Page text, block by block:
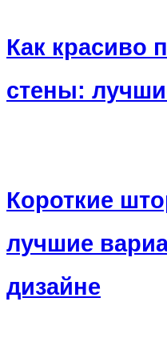
Как красиво
стены:
Короткие
лучшие
дизайне